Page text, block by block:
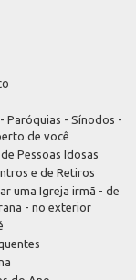
Paróquias - Sínodos -
de você
Pessoas Idosas
e de Retiros
uma Igreja irmã - de
- no exterior